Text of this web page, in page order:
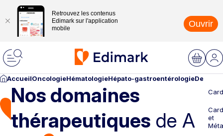
Retrouvez les contenus
Edimark sur l'application
mobile
Ouvrir
AccueilOncologieHématologieHépato-gastroentérologie
Nos domaines
thérapeutiques de A
et